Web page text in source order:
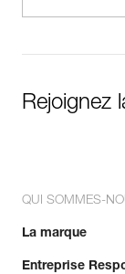
Rejoignez
QUI SOMMES-
La marque
Entreprise